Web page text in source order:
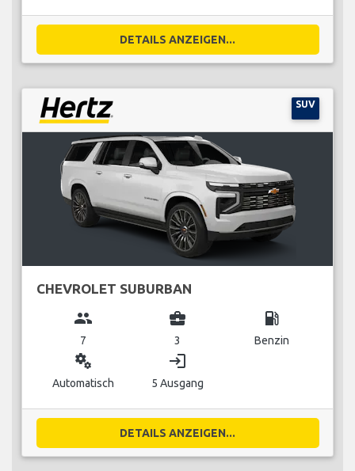
DETAILS ANZEIGEN...
SUV
CHEVROLET SUBURBAN
group
7
business_center
3
local_gas_station
Benzin
miscellaneous_services
Automatisch
login
5 Ausgang
DETAILS ANZEIGEN...